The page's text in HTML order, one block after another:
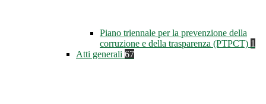
Piano triennale per la prevenzione della
corruzione e della trasparenza (PTPCT) 1
Atti generali 67